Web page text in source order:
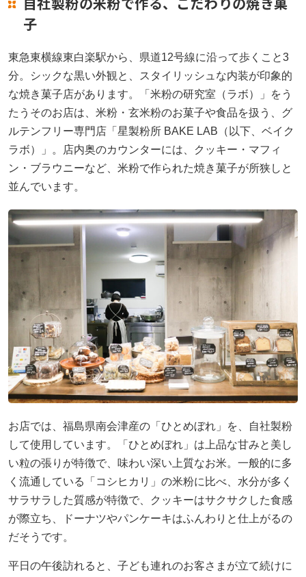
子
東急東横線東白楽駅から、県道12号線に沿って歩くこと3
分。シックな黒い外観と、スタイリッシュな内装が印象的
な焼き菓子店があります。「米粉の研究室（ラボ）」をう
たうそのお店は、米粉・玄米粉のお菓子や食品を扱う、グ
ルテンフリー専門店「星製粉所 BAKE LAB（以下、ベイク
ラボ）」。店内奥のカウンターには、クッキー・マフィ
ン・ブラウニーなど、米粉で作られた焼き菓子が所狭しと
並んでいます。
お店では、福島県南会津産の「ひとめぼれ」を、自社製粉
して使用しています。「ひとめぼれ」は上品な甘みと美し
い粒の張りが特徴で、味わい深い上質なお米。一般的に多
く流通している「コシヒカリ」の米粉に比べ、水分が多く
サラサラした質感が特徴で、クッキーはサクサクした食感
が際立ち、ドーナツやパンケーキはふんわりと仕上がるの
だそうです。
平日の午後訪れると、子ども連れのお客さまが立て続けに